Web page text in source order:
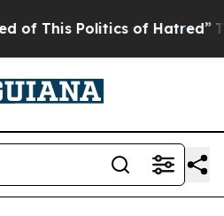
Politics of Hatred” The